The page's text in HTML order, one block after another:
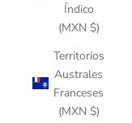
Índico
(MXN $)
Territorios
Australes
Franceses
(MXN $)